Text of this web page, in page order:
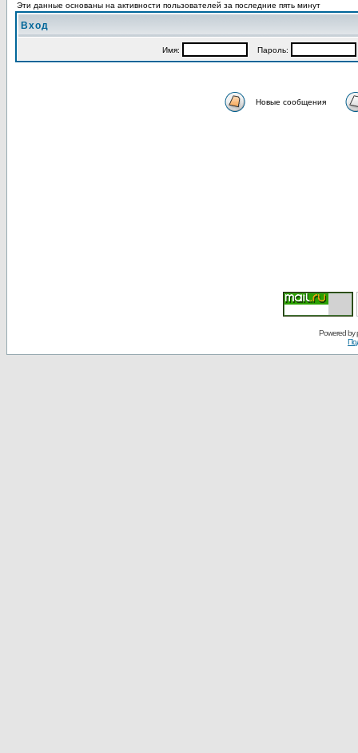
Эти данные основаны на активности пользователей за последние пять минут
Вход
Имя: Пароль:
Новые сообщения
Powered by